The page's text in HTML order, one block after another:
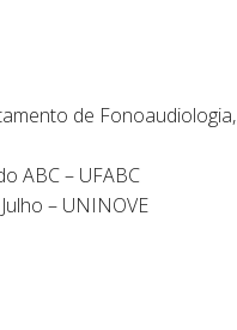
de Fonoaudiologia,
ABC – UFABC
– UNINOVE